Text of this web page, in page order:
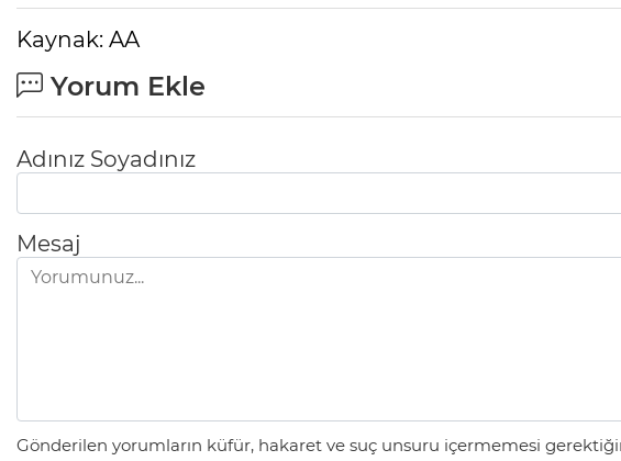
Kaynak: AA
Yorum Ekle
Adınız Soyadınız
Mesaj
Gönderilen yorumların küfür, hakaret ve suç unsuru içermemesi